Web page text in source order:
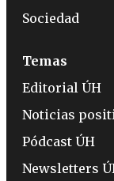
Sociedad
Temas
Editorial ÚH
Noticias
Pódcast ÚH
Newsletters